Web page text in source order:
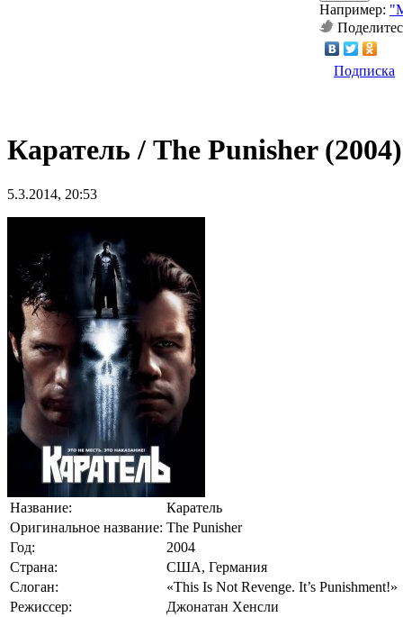
Например:
Подписка
Каратель / The Punisher (2004)
5.3.2014, 20:53
Название:
Каратель
Оригинальное название: The Punisher
Год:
2004
Страна:
США, Германия
Слоган:
«This Is Not Revenge. It’s Punishment!»
Режиссер:
Джонатан Хенсли